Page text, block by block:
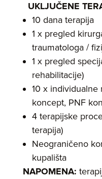
UKLJUČENE
10 dana terapija
1 x pregled
traumatologa /
1 x pregled
rehabilitacije)
10 x individualne
koncept, PNF
4 terapijske
terapija)
Neograničeno
kupališta
NAPOMENA: